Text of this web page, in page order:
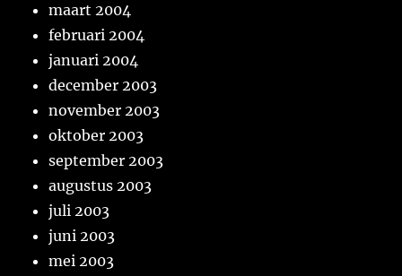
maart 2004
februari 2004
januari 2004
december 2003
november 2003
oktober 2003
september 2003
augustus 2003
juli 2003
juni 2003
mei 2003